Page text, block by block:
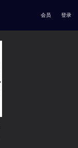
会员 登录